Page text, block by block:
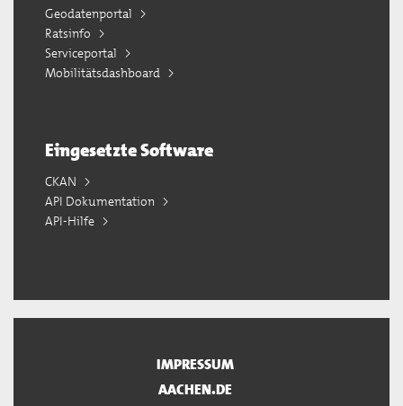
Geodatenportal
Ratsinfo
Serviceportal
Mobilitätsdashboard
Eingesetzte Software
CKAN
API Dokumentation
API-Hilfe
IMPRESSUM
AACHEN.DE